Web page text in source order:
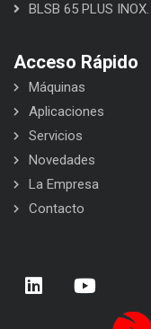
BLSB 65 PLUS
Acceso Rápido
Máquinas
Aplicaciones
Servicios
Novedades
La Empresa
Contacto